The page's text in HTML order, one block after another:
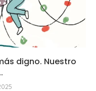
digno. Nuestro